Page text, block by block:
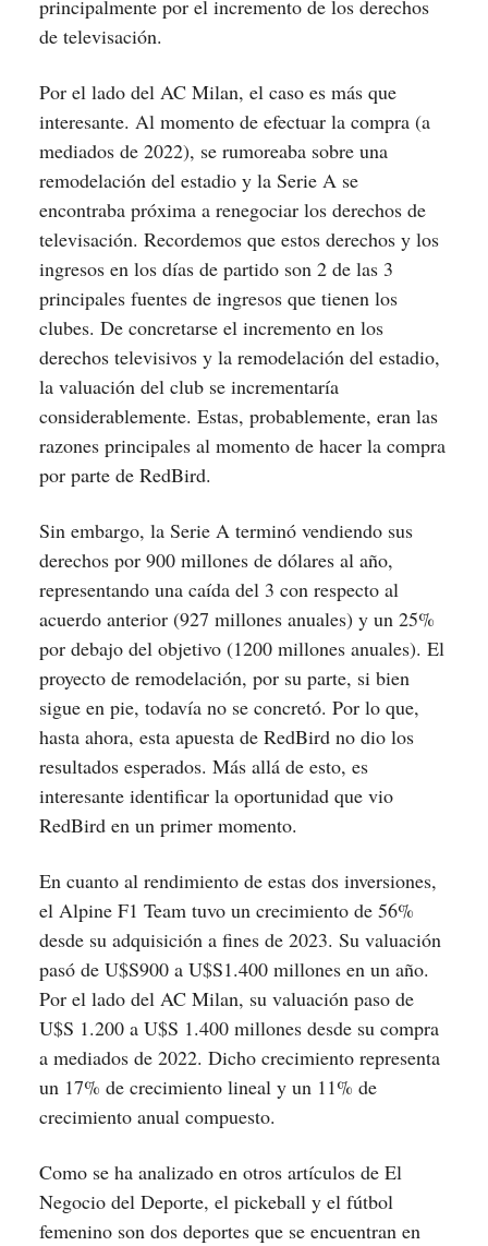
principalmente por el incremento de los derechos
de televisación.
Por el lado del AC Milan, el caso es más que
interesante. Al momento de efectuar la compra (a
mediados de 2022), se rumoreaba sobre una
remodelación del estadio y la Serie A se
encontraba próxima a renegociar los derechos de
televisación. Recordemos que estos derechos y los
ingresos en los días de partido son 2 de las 3
principales fuentes de ingresos que tienen los
clubes. De concretarse el incremento en los
derechos televisivos y la remodelación del estadio,
la valuación del club se incrementaría
considerablemente. Estas, probablemente, eran las
razones principales al momento de hacer la compra
por parte de RedBird.
Sin embargo, la Serie A terminó vendiendo sus
derechos por 900 millones de dólares al año,
representando una caída del 3 con respecto al
acuerdo anterior (927 millones anuales) y un 25%
por debajo del objetivo (1200 millones anuales). El
proyecto de remodelación, por su parte, si bien
sigue en pie, todavía no se concretó. Por lo que,
hasta ahora, esta apuesta de RedBird no dio los
resultados esperados. Más allá de esto, es
interesante identificar la oportunidad que vio
RedBird en un primer momento.
En cuanto al rendimiento de estas dos inversiones,
el Alpine F1 Team tuvo un crecimiento de 56%
desde su adquisición a fines de 2023. Su valuación
pasó de U$S900 a U$S1.400 millones en un año.
Por el lado del AC Milan, su valuación paso de
U$S 1.200 a U$S 1.400 millones desde su compra
a mediados de 2022. Dicho crecimiento representa
un 17% de crecimiento lineal y un 11% de
crecimiento anual compuesto.
Como se ha analizado en otros artículos de El
Negocio del Deporte, el pickeball y el fútbol
femenino son dos deportes que se encuentran en